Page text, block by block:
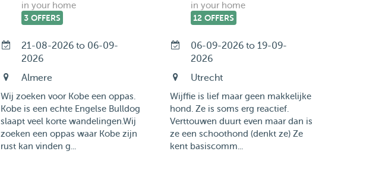
in your home
3 OFFERS
21-08-2026 to 06-09-
2026
Almere
Wij zoeken voor Kobe een oppas.
Kobe is een echte Engelse Bulldog
slaapt veel korte wandelingen.Wij
zoeken een oppas waar Kobe zijn
rust kan vinden g...
in your home
12 OFFERS
06-09-2026 to 19-09-
2026
Utrecht
Wijffie is lief maar geen makkelijke
hond. Ze is soms erg reactief.
Verttouwen duurt even maar dan is
ze een schoothond (denkt ze) Ze
kent basiscomm...